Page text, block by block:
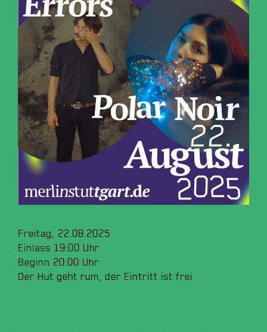
Freitag, 22.08.2025
Einlass 19:00 Uhr
Beginn 20:00 Uhr
Der Hut geht rum, der Eintritt ist frei